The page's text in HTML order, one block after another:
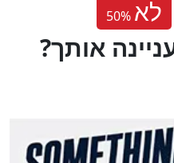
50% לא
אותך